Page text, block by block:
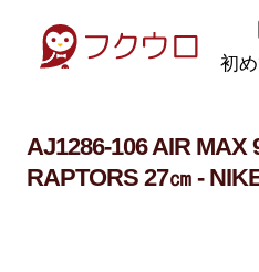
初
AJ1286-106 AIR MAX
RAPTORS 27㎝ -